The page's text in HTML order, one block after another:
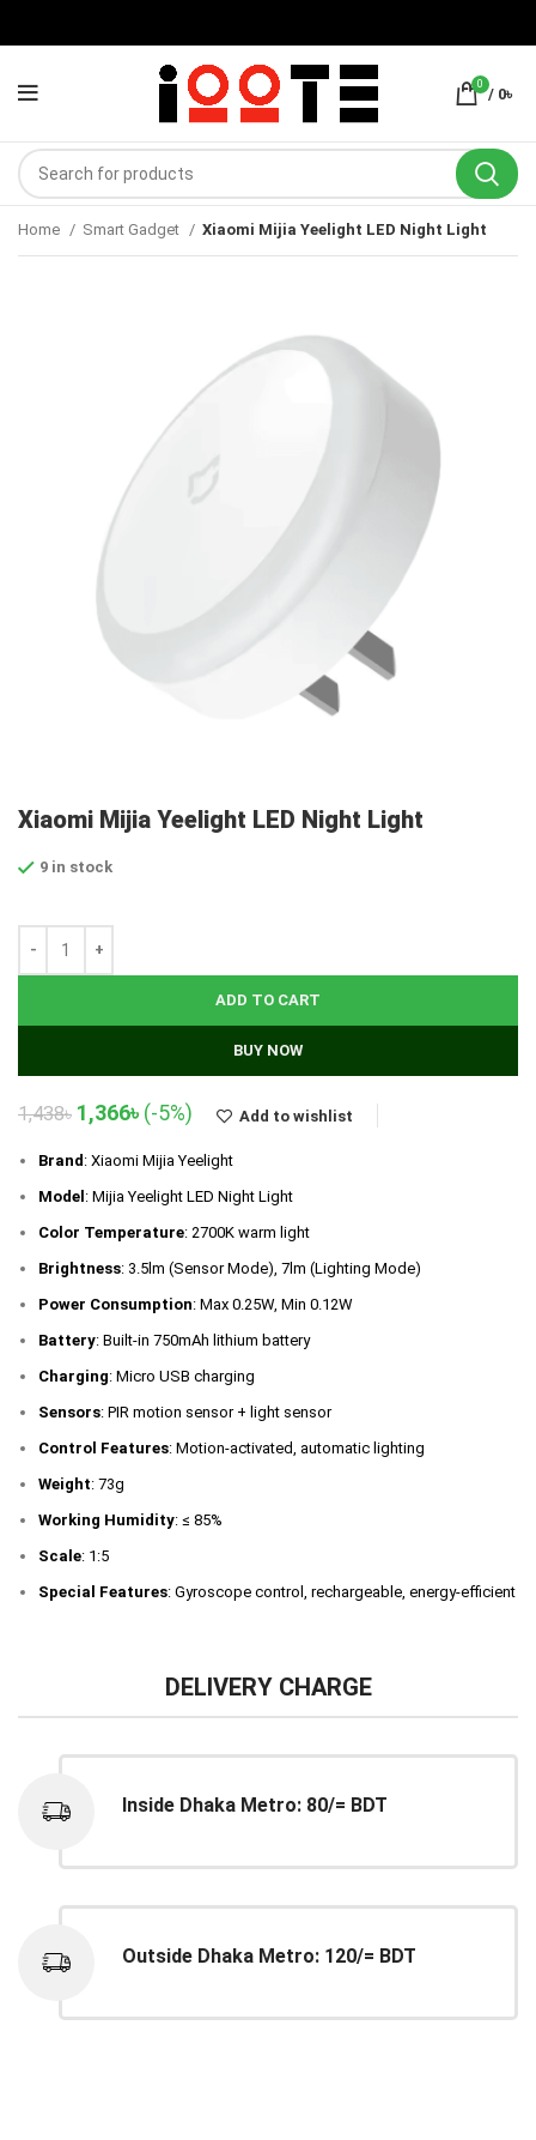
0
/ 0৳
Home Smart Gadget Xiaomi Mijia Yeelight LED Night Light
Xiaomi Mijia Yeelight LED Night Light
9 in stock
ADD TO CART
BUY NOW
1,438৳ Original
was:
1,438৳.
1,366৳Current
is:
1,366৳.
(-5%) Add to wishlist
Brand : Xiaomi Mijia Yeelight
Model : Mijia Yeelight LED Night Light
Color Temperature: 2700K warm light
Brightness: 3.5lm (Sensor Mode), 7lm (Lighting Mode)
Power Consumption: Max 0.25W, Min 0.12W
Battery: Built-in 750mAh lithium battery
Charging: Micro USB charging
Sensors: PIR motion sensor + light sensor
Control Features: Motion-activated, automatic lighting
Weight: 73g
Working Humidity: ≤ 85%
Scale: 1:5
Special Features: Gyroscope control, rechargeable, energy-efficient
DELIVERY CHARGE
Inside Dhaka Metro: 80/= BDT
Outside Dhaka Metro: 120/= BDT